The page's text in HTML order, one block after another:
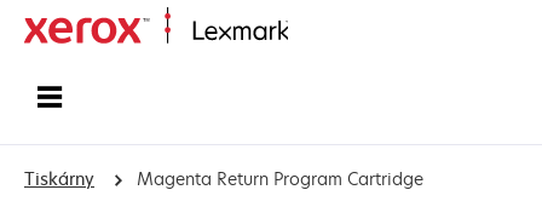
Tiskárny Magenta Return Program Cartridge